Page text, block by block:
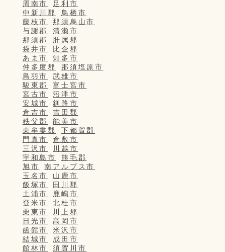
周南市
足利市
中新川郡
鳥栖市
藤枝市
那須烏山市
与謝郡
清瀬市
那須郡
肝属郡
袋井市
比企郡
あま市
知多市
仲多度郡
那須塩原市
鳥羽市
武雄市
駿東郡
富士宮市
宮古市
沼津市
安城市
釧路市
倉吉市
吉田郡
秩父郡
能美市
東牟婁郡
下都賀郡
門真市
倉敷市
三沢市
川越市
宇和島市
熊毛郡
旭市
南アルプス市
玉名市
山鹿市
飯塚市
田川郡
土浦市
鹿嶋市
登米市
北杜市
栗東市
川上郡
日光市
高岡市
函館市
米沢市
結城市
成田市
館林市
須賀川市